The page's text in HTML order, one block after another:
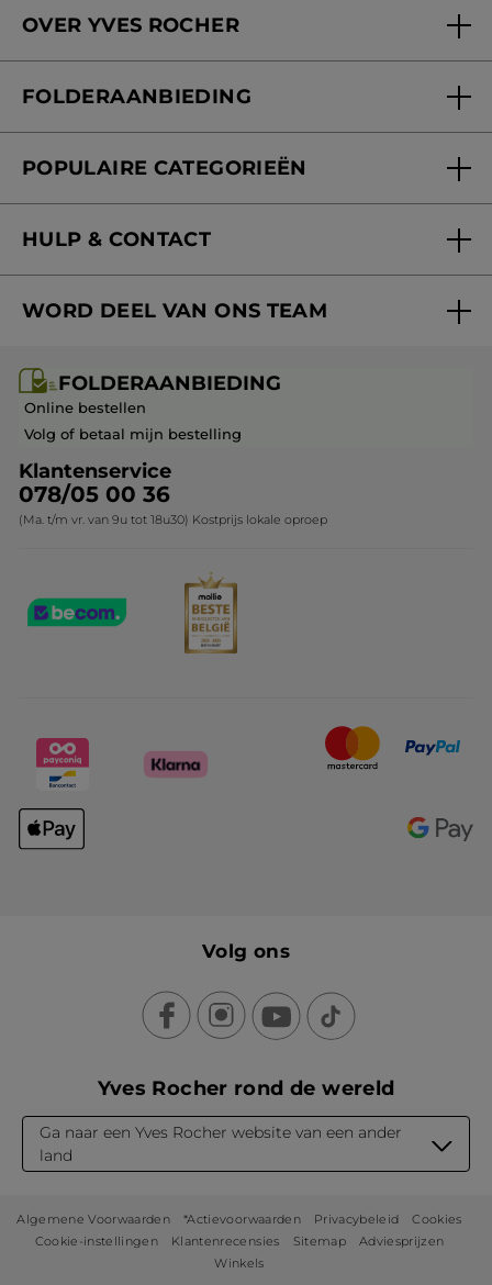
Verzorging in onze Schoonheidsinstituten
OVER YVES ROCHER
Onze beloften
Blog Act Beautiful
FOLDERAANBIEDING
POPULAIRE CATEGORIEËN
Aanbiedingen
Cadeau-ideeën
Kerstcollectie
HULP & CONTACT
Mijn geschenken
Veelgestelde vragen
Contact opnemen
WORD DEEL VAN ONS TEAM
Franchisenemer of bedrijfsleider worden
FOLDERAANBIEDING
Online bestellen
Volg of betaal mijn bestelling
Klantenservice
078/05 00 36
(Ma. t/m vr. van 9u tot 18u30) Kostprijs lokale oproep
Volg ons
Yves Rocher rond de wereld
Ga naar een Yves Rocher website van een ander
land
Algemene Voorwaarden *Actievoorwaarden Privacybeleid
Cookies
Cookie-instellingen
Klantenrecensies Sitemap
Adviesprijzen
Winkels